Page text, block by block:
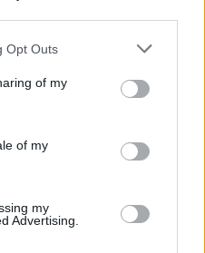
uses one or more Google
behaviour. You may click to
and its third-party tags to
purposes in below Google
Opt Outs
of my
of my
my
Advertising.
meg, a friss és
vagy sérültek. A
olyan mélyre kell
helyét, mert tavaszig
nehogy elfelejtsük,